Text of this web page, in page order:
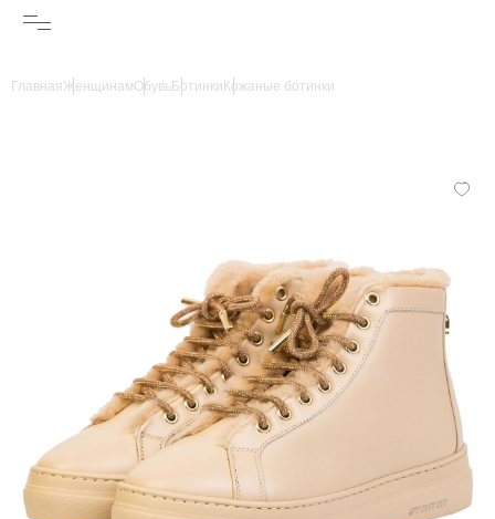
ГлавнаяЖенщинамОбувьБотинки Кожаные ботинки